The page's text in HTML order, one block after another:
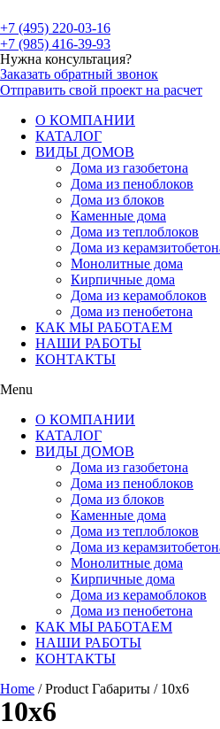
+7 (495) 220-03-16
+7 (985) 416-39-93
Нужна консультация?
Заказать обратный звонок
Отправить свой проект на расчет
О КОМПАНИИ
КАТАЛОГ
ВИДЫ ДОМОВ
Дома из газобетона
Дома из пеноблоков
Дома из блоков
Каменные дома
Дома из теплоблоков
Дома из
Монолитные дома
Кирпичные дома
Дома из керамоблоков
Дома из пенобетона
КАК МЫ РАБОТАЕМ
НАШИ РАБОТЫ
КОНТАКТЫ
Menu
О КОМПАНИИ
КАТАЛОГ
ВИДЫ ДОМОВ
Дома из газобетона
Дома из пеноблоков
Дома из блоков
Каменные дома
Дома из теплоблоков
Дома из
Монолитные дома
Кирпичные дома
Дома из керамоблоков
Дома из пенобетона
КАК МЫ РАБОТАЕМ
НАШИ РАБОТЫ
КОНТАКТЫ
Home / Product Габариты / 10x6
10x6